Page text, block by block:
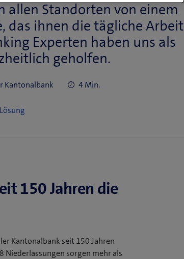
Standorten von einem
das ihnen die tägliche Arbeit
Experten haben uns als
geholfen.
Kantonalbank 4 Min.
150 Jahren die
Kantonalbank seit 150 Jahren
Niederlassungen sorgen mehr als